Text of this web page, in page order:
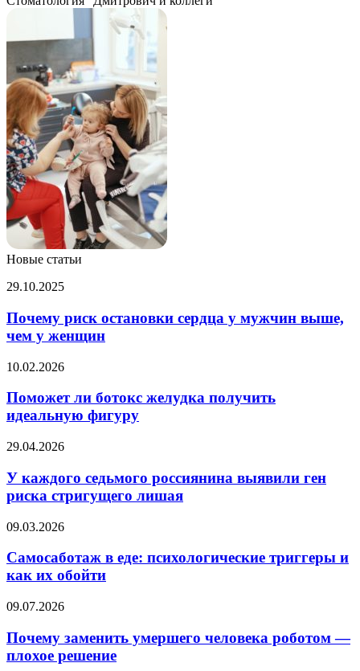
Новые статьи
Почему
остановки
сердца
у
выше,
у
женщин
29.10.2025
Почему риск остановки сердца у мужчин выше,
чем у женщин
Поможет
ботокс
получить
фигуру
10.02.2026
Поможет ли ботокс желудка получить
идеальную фигуру
У
седьмого
россиянина
выявили
риска
лишая
29.04.2026
У каждого седьмого россиянина выявили ген
риска стригущего лишая
Самосаботаж
еде:
психологические
триггеры
как
обойти
09.03.2026
Самосаботаж в еде: психологические триггеры и
как их обойти
Почему
умершего
человека
роботом
09.07.2026
Почему заменить умершего человека роботом —
плохое решение